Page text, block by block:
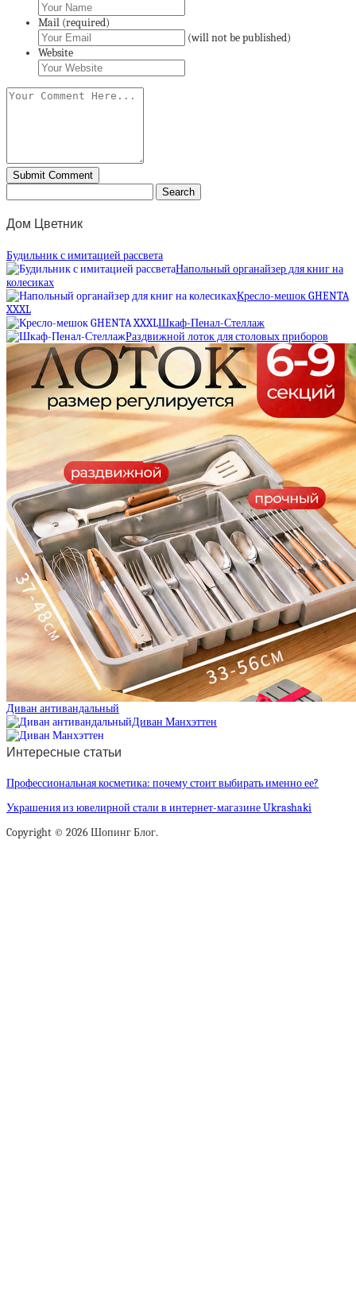
Mail (required)
(will not be published)
Website
Дом Цветник
Будильник с имитацией рассвета
Напольный органайзер для книг на
колесиках
Кресло-мешок GHENTA
XXXL
Шкаф-Пенал-Стеллаж
Раздвижной лоток для столовых приборов
Диван антивандальный
Диван Манхэттен
Интересные статьи
Профессиональная косметика: почему стоит выбирать именно ее?
Украшения из ювелирной стали в интернет-магазине Ukrashaki
Copyright © 2026 Шопинг Блог.